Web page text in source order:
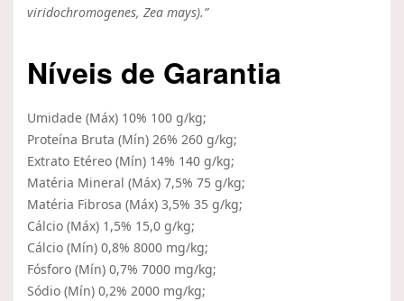
viridochromogenes, Zea mays).”
Níveis de Garantia
Umidade (Máx) 10% 100 g/kg;
Proteína Bruta (Mín) 26% 260 g/kg;
Extrato Etéreo (Mín) 14% 140 g/kg;
Matéria Mineral (Máx) 7,5% 75 g/kg;
Matéria Fibrosa (Máx) 3,5% 35 g/kg;
Cálcio (Máx) 1,5% 15,0 g/kg;
Cálcio (Mín) 0,8% 8000 mg/kg;
Fósforo (Mín) 0,7% 7000 mg/kg;
Sódio (Mín) 0,2% 2000 mg/kg;